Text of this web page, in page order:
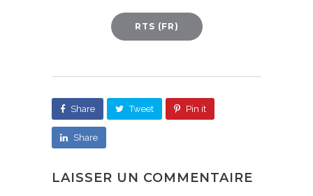
RTS (FR)
Share Tweet Pin it
Share
LAISSER UN COMMENTAIRE